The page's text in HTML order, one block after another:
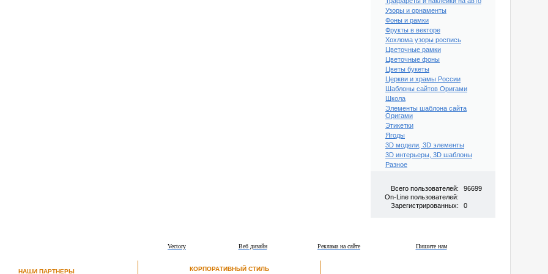
Узоры и орнаменты
Фоны и рамки
Фрукты в векторе
Хохлома узоры роспись
Цветочные рамки
Цветочные фоны
Цветы букеты
Церкви и храмы России
Шаблоны сайтов Оригами
Школа
Элементы шаблона сайта
Оригами
Этикетки
Ягоды
3D модели, 3D элементы
3D интерьеры, 3D шаблоны
Разное
Всего пользователей:
96699
On-Line пользователей:
Зарегистрированных:
0
Пишите нам
Реклама на сайте
Веб дизайн
Vectory
НАШИ ПАРТНЕРЫ КОРПОРАТИВНЫЙ СТИЛЬ